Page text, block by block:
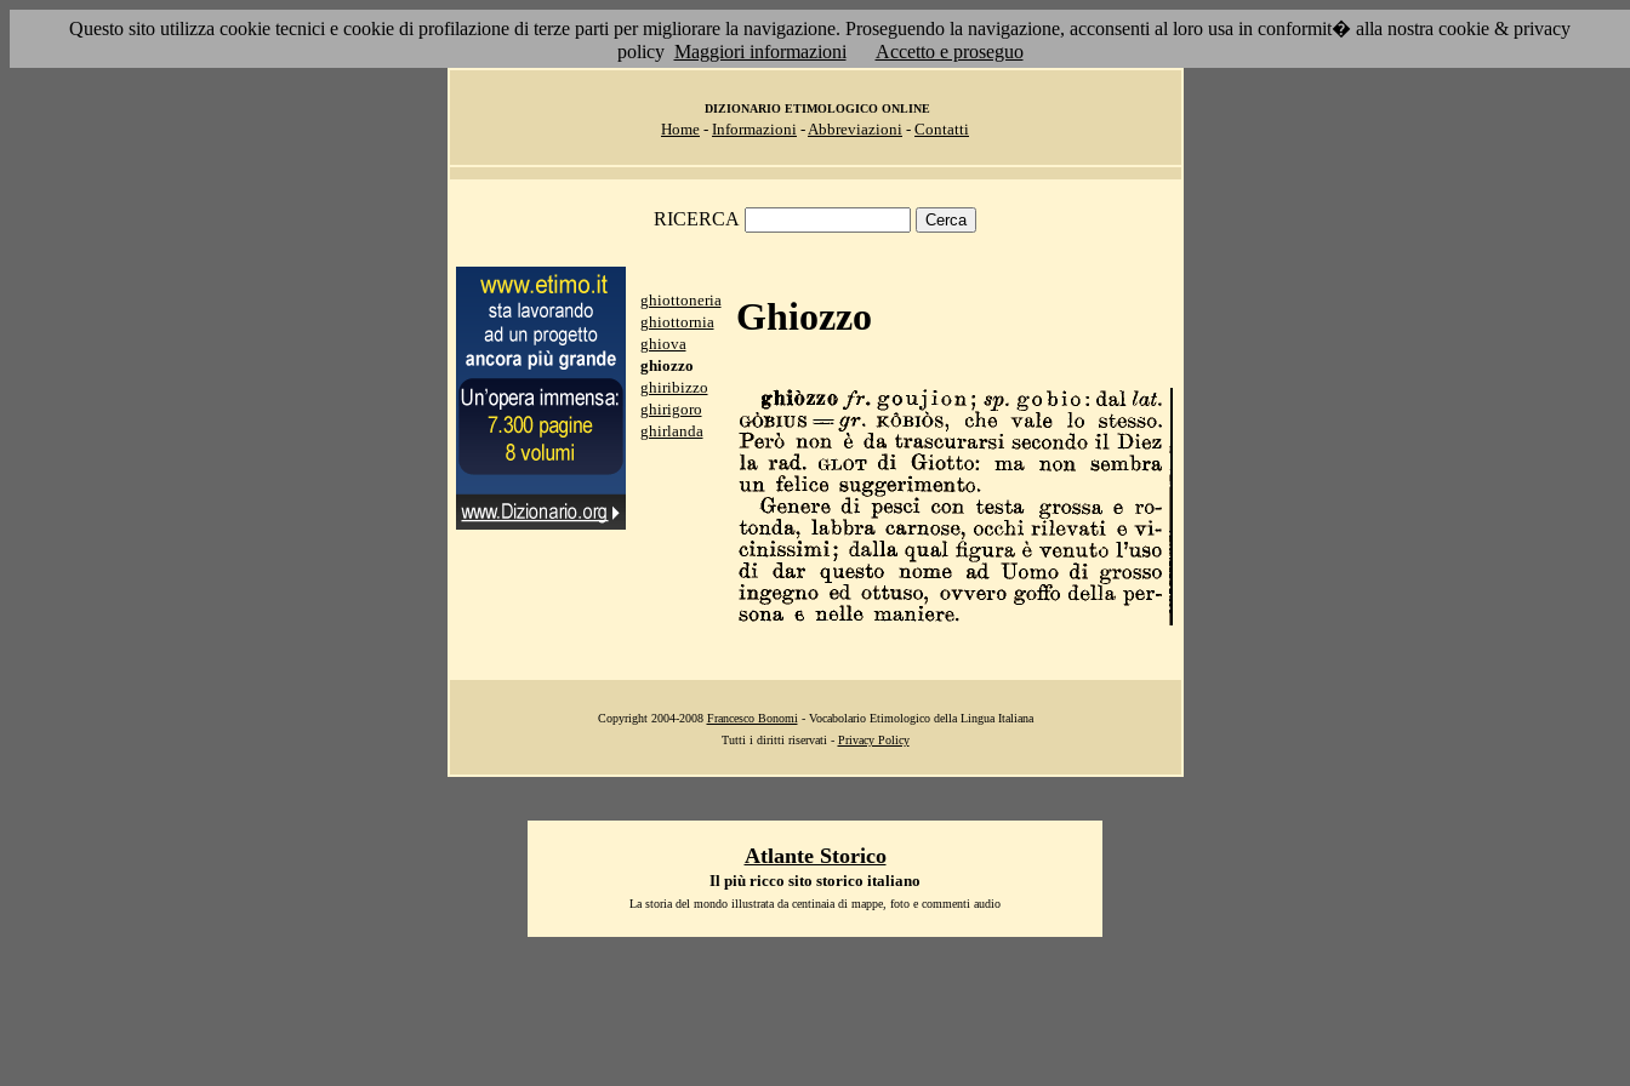
Questo sito utilizza cookie tecnici e cookie di profilazione di terze parti per migliorare la navigazione. Proseguendo la navigazione, acconsenti al loro usa in conformit� alla nostra cookie & privacy
policy Maggiori informazioni Accetto e proseguo
DIZIONARIO ETIMOLOGICO ONLINE
Home - Informazioni -Abbreviazioni - Contatti
RICERCA
ghiottoneria
ghiottornia
ghiova
ghiozzo
ghiribizzo
ghirigoro
ghirlanda
Ghiozzo
Copyright 2004-2008 Francesco Bonomi - Vocabolario Etimologico della Lingua Italiana
Tutti i diritti riservati - Privacy Policy
Atlante Storico
Il più ricco sito storico italiano
La storia del mondo illustrata da centinaia di mappe, foto e commenti audio